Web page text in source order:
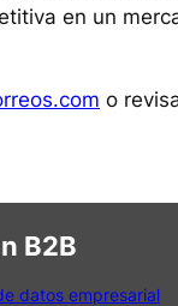
en un
o
B2B
datos empresarial